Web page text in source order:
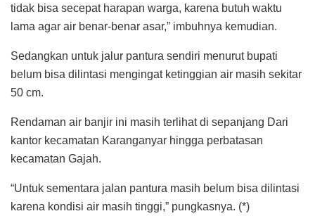
tidak bisa secepat harapan warga, karena butuh waktu
lama agar air benar-benar asar,” imbuhnya kemudian.
Sedangkan untuk jalur pantura sendiri menurut bupati
belum bisa dilintasi mengingat ketinggian air masih sekitar
50 cm.
Rendaman air banjir ini masih terlihat di sepanjang Dari
kantor kecamatan Karanganyar hingga perbatasan
kecamatan Gajah.
“Untuk sementara jalan pantura masih belum bisa dilintasi
karena kondisi air masih tinggi,” pungkasnya. (*)